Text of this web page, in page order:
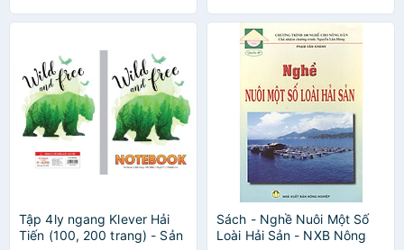
Tập 4ly ngang Klever Hải
Tiến (100, 200 trang) - Sản
Sách - Nghề Nuôi Một Số
Loài Hải Sản - NXB Nông